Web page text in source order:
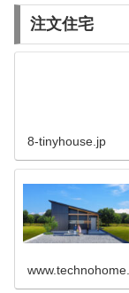
注文住宅
8-tinyhouse.jp